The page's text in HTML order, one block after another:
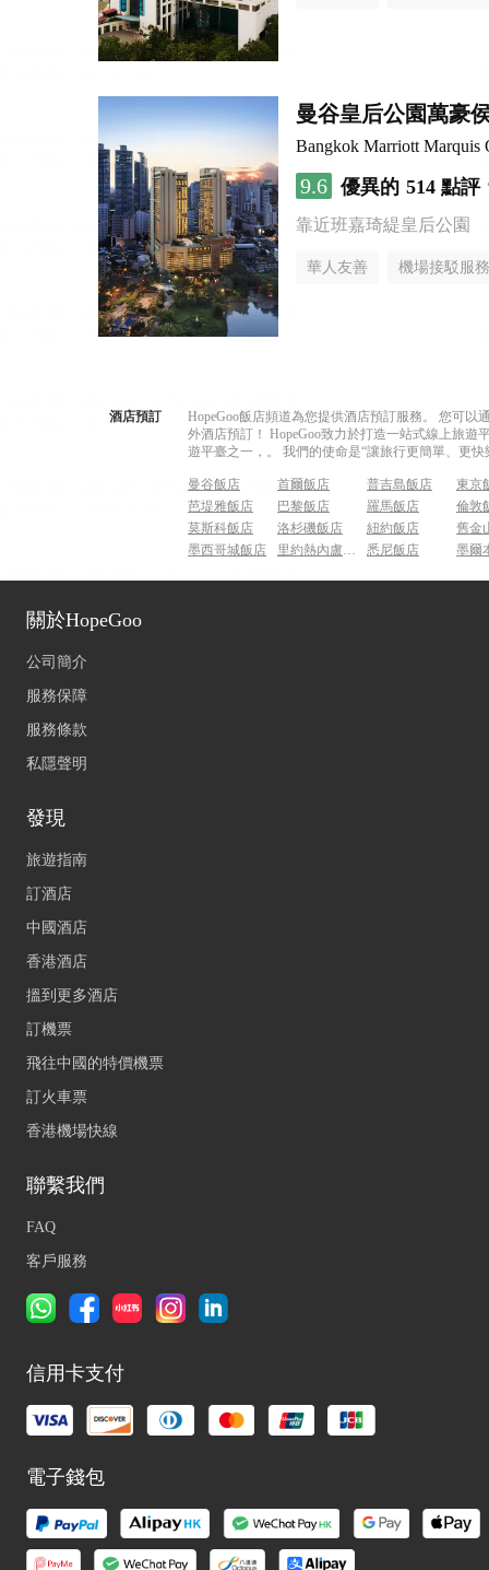
曼谷皇后公園萬豪
Bangkok Marriott Marquis
9.6 優異的 514 點評
靠近班嘉琦緹皇后公園
華人友善 機場接駁服務
酒店預訂
HopeGoo飯店頻道為您提供酒店預訂服務。 您可
外酒店預訂！ HopeGoo致力於打造一站式線上旅
遊平臺之一，。 我們的使命是“讓旅行更簡單、更
曼谷飯店 首爾飯店 普吉島飯店
東京
芭堤雅飯店
巴黎飯店 羅馬飯店
倫敦
莫斯科飯店
洛杉磯飯店 紐約飯店
舊金
墨西哥城飯店
里約熱內盧飯店 悉尼飯店 墨爾
關於HopeGoo
公司簡介
服務保障
服務條款
私隱聲明
發現
旅遊指南
訂酒店
中國酒店
香港酒店
搵到更多酒店
訂機票
飛往中國的特價機票
訂火車票
香港機場快線
聯繫我們
FAQ
客戶服務
信用卡支付
電子錢包